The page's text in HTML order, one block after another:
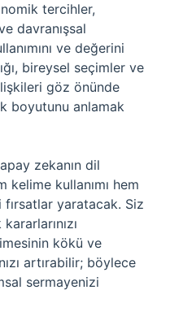
tercihler,
davranışsal
ve değerini
bireysel seçimler ve
göz önünde
boyutunu anlamak
zekanın dil
kullanımı hem
yaratacak. Siz
kökü ve
artırabilir; böylece
sermayenizi